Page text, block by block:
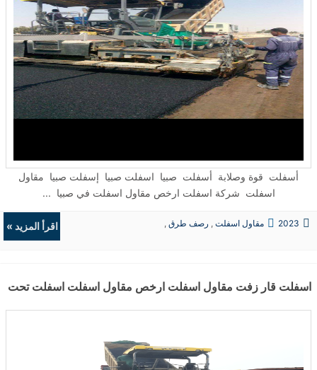
أسفلت قوة وصلابة أسفلت صبيا اسفلت صبيا إسفلت صبيا مقاول
اسفلت شركة اسفلت ارخص مقاول اسفلت في صبيا ...
2023 مقاول اسفلت , رصف طرق ,
اقرأ المزيد »
اسفلت قار زفت مقاول اسفلت ارخص مقاول اسفلت اسفلت تحت